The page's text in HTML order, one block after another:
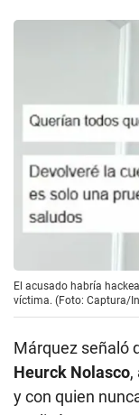
El acusado habría
víctima. (Foto: Captura/
Márquez señaló
Heurck Nolasco,
y con quien